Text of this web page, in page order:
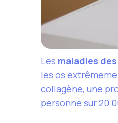
Les maladies
les os
collagène, une
personne sur 20